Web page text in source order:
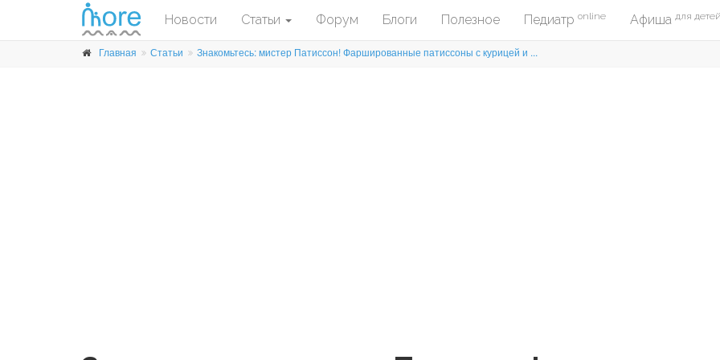
Новости Статьи Форум Блоги Полезное Педиатр online Афиша для детей
Главная Статьи Знакомьтесь: мистер Патиссон! Фаршированные патиссоны с курицей и ...